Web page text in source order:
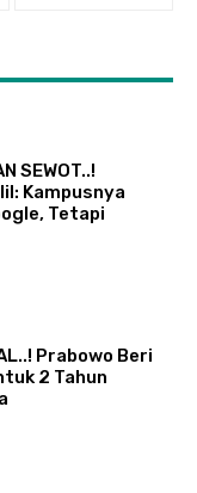
SEWOT..!
Kampusnya
Tetapi
Prabowo Beri
2 Tahun